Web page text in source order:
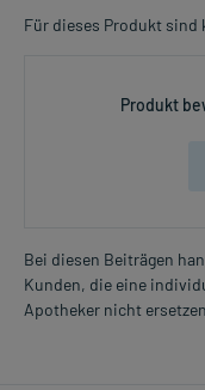
Für dieses Produkt sind
Produkt
Bei diesen Beiträgen
Kunden, die eine
Apotheker nicht